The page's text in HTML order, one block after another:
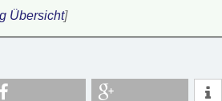
Übersicht]